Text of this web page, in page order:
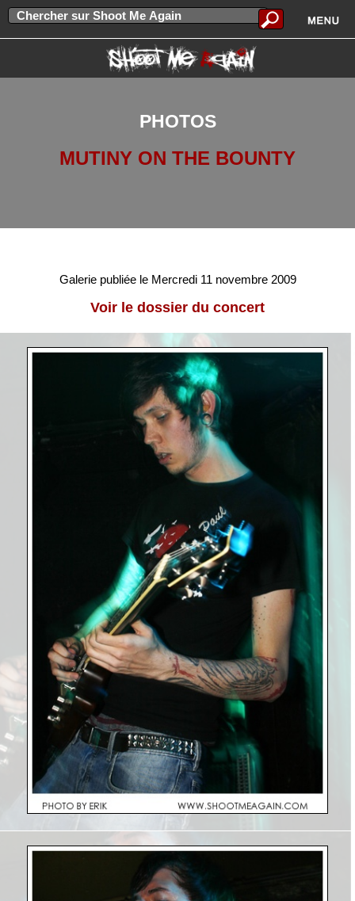
PHOTOS
MUTINY ON THE BOUNTY
Galerie publiée le Mercredi 11 novembre 2009
Voir le dossier du concert